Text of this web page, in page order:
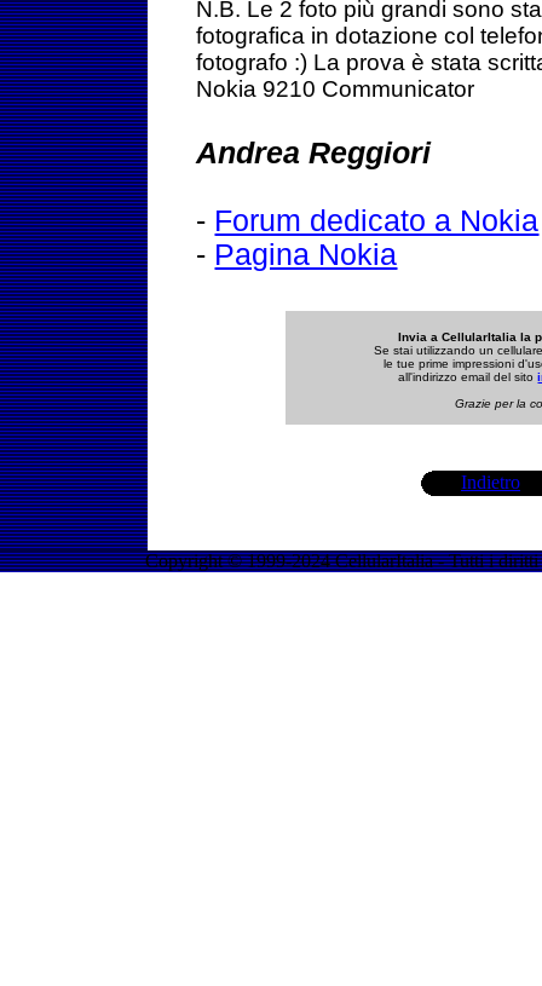
N.B. Le 2 foto più grandi sono
fotografica in dotazione col
fotografo :) La prova è stata
Nokia 9210 Communicator
Andrea Reggiori
- Forum dedicato a Nokia
- Pagina Nokia
Invia a CellularItalia la
Se stai utilizzando un
le tue prime impressioni
all'indirizzo email del sito
Grazie per la
Indietro
Copyright © 1999-2024 CellularItalia - Tutti i diritti